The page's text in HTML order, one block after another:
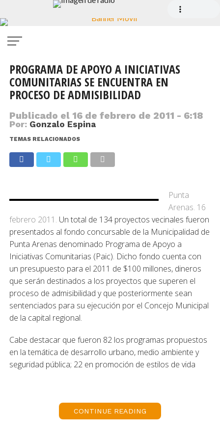
PROGRAMA DE APOYO A INICIATIVAS
COMUNITARIAS SE ENCUENTRA EN
PROCESO DE ADMISIBILIDAD
Publicado el 16 de febrero de 2011 - 6:18
Por: Gonzalo Espina
TEMAS RELACIONADOS
Punta
Arenas. 16
febrero 2011. Un total de 134 proyectos vecinales fueron
presentados al fondo concursable de la Municipalidad de
Punta Arenas denominado Programa de Apoyo a
Iniciativas Comunitarias (Paic). Dicho fondo cuenta con
un presupuesto para el 2011 de $100 millones, dineros
que serán destinados a los proyectos que superen el
proceso de admisibilidad y que posteriormente sean
sentenciados para su ejecución por el Concejo Municipal
de la capital regional.
Cabe destacar que fueron 82 los programas propuestos
en la temática de desarrollo urbano, medio ambiente y
seguridad pública; 22 en promoción de estilos de vida
La admisibilidad de los proyectos dice relación con
CONTINUE READING